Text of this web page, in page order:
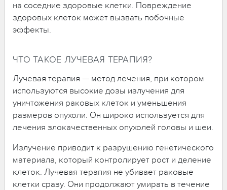
на соседние здоровые клетки. Повреждение
здоровых клеток может вызвать побочные
эффекты.
ЧТО ТАКОЕ ЛУЧЕВАЯ ТЕРАПИЯ?
Лучевая терапия — метод лечения, при котором
используются высокие дозы излучения для
уничтожения раковых клеток и уменьшения
размеров опухоли. Он широко используется для
лечения злокачественных опухолей головы и шеи.
Излучение приводит к разрушению генетического
материала, который контролирует рост и деление
клеток. Лучевая терапия не убивает раковые
клетки сразу. Они продолжают умирать в течение